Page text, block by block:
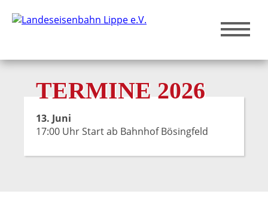
TERMINE 2026
13. Juni
17:00 Uhr Start ab Bahnhof Bösingfeld